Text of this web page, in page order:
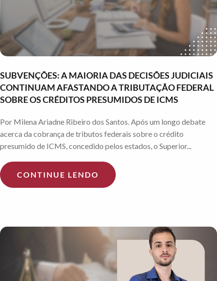
SUBVENÇÕES: A MAIORIA DAS DECISÕES JUDICIAIS
CONTINUAM AFASTANDO A TRIBUTAÇÃO FEDERAL
SOBRE OS CRÉDITOS PRESUMIDOS DE ICMS
Por Milena Ariadne Ribeiro dos Santos. Após um longo debate
acerca da cobrança de tributos federais sobre o crédito
presumido de ICMS, concedido pelos estados, o Superior...
CONTINUE LENDO